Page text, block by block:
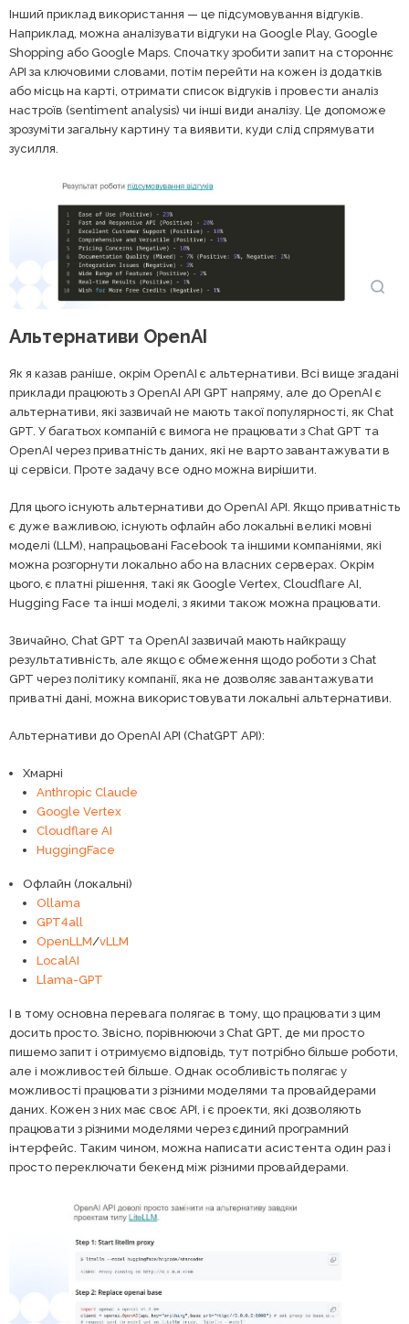
Інший приклад використання — це підсумовування відгуків.
Наприклад, можна аналізувати відгуки на Google Play, Google
Shopping або Google Maps. Спочатку зробити запит на стороннє
API за ключовими словами, потім перейти на кожен із додатків
або місць на карті, отримати список відгуків і провести аналіз
настроїв (sentiment analysis) чи інші види аналізу. Це допоможе
зрозуміти загальну картину та виявити, куди слід спрямувати
зусилля.
Альтернативи OpenAI
Як я казав раніше, окрім OpenAI є альтернативи. Всі вище згадані
приклади працюють з OpenAI API GPT напряму, але до OpenAI є
альтернативи, які зазвичай не мають такої популярності, як Chat
GPT. У багатьох компаній є вимога не працювати з Chat GPT та
OpenAI через приватність даних, які не варто завантажувати в
ці сервіси. Проте задачу все одно можна вирішити.
Для цього існують альтернативи до OpenAI API. Якщо приватність
є дуже важливою, існують офлайн або локальні великі мовні
моделі (LLM), напрацьовані Facebook та іншими компаніями, які
можна розгорнути локально або на власних серверах. Окрім
цього, є платні рішення, такі як Google Vertex, Cloudflare AI,
Hugging Face та інші моделі, з якими також можна працювати.
Звичайно, Chat GPT та OpenAI зазвичай мають найкращу
результативність, але якщо є обмеження щодо роботи з Chat
GPT через політику компанії, яка не дозволяє завантажувати
приватні дані, можна використовувати локальні альтернативи.
Альтернативи до OpenAI API (ChatGPT API):
Хмарні
Anthropic Claude
Google Vertex
Cloudflare AI
HuggingFace
Офлайн (локальні)
Ollama
GPT4all
OpenLLM/vLLM
LocalAI
Llama-GPT
І в тому основна перевага полягає в тому, що працювати з цим
досить просто. Звісно, порівнюючи з Chat GPT, де ми просто
пишемо запит і отримуємо відповідь, тут потрібно більше роботи,
але і можливостей більше. Однак особливість полягає у
можливості працювати з різними моделями та провайдерами
даних. Кожен з них має своє API, і є проекти, які дозволяють
працювати з різними моделями через єдиний програмний
інтерфейс. Таким чином, можна написати асистента один раз і
просто переключати бекенд між різними провайдерами.